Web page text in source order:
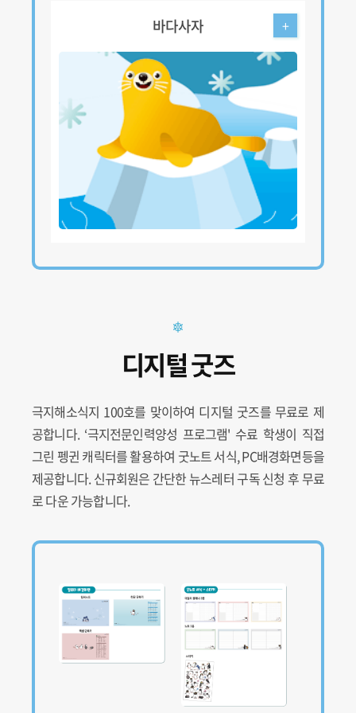
바다사자 +
디지털 굿즈
극지해소식지 100호를 맞이하여 디지털 굿즈를 무료로 제
공합니다. ‘극지전문인력양성 프로그램' 수료 학생이 직접
그린 펭귄 캐릭터를 활용하여 굿노트 서식, PC배경화면등을
제공합니다. 신규회원은 간단한 뉴스레터 구독 신청 후 무료
로 다운 가능합니다.